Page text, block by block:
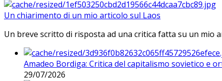
Un chiarimento di un mio articolo sul Laos
Un breve scritto di risposta ad una critica fatta su un mio
Amadeo Bordiga: Critica del capitalismo sovietico e
29/07/2026